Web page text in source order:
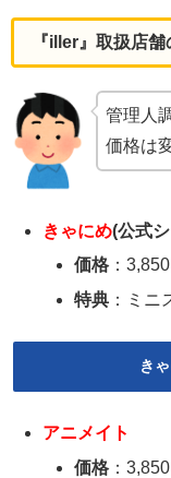
『iller』取扱店
管理人
価格は
きゃにめ(公式
価格 ：
特典 ：ミニ
き
アニメイト
価格 ：